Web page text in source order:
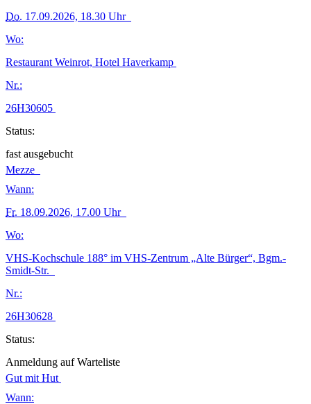
Do. 17.09.2026, 18.30 Uhr
Wo:
Restaurant Weinrot, Hotel Haverkamp
Nr.:
26H30605
Status:
fast ausgebucht
Mezze
Wann:
Fr. 18.09.2026, 17.00 Uhr
Wo:
VHS-Kochschule 188° im VHS-Zentrum „Alte Bürger“, Bgm.-
Smidt-Str.
Nr.:
26H30628
Status:
Anmeldung auf Warteliste
Gut mit Hut
Wann: